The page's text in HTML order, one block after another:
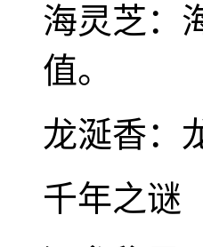
海灵芝：
值。
龙涎香：
千年之谜